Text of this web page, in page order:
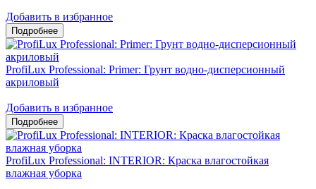
Добавить в избранное
ProfiLux Professional: Primer: Грунт водно-дисперсионный
акриловый
Добавить в избранное
ProfiLux Professional: INTERIOR: Краска влагостойкая
влажная уборка